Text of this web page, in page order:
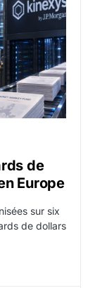
de
Europe
sur six
de dollars